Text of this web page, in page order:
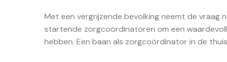
Met een vergrijzende bevolking neemt de vraag
startende zorgcoördinatoren om een
hebben. Een baan als zorgcoördinator in de